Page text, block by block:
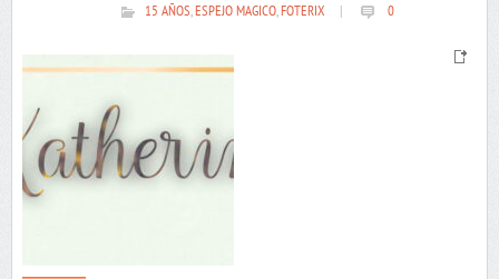
15 AÑOS,ESPEJO MAGICO,FOTERIX 0